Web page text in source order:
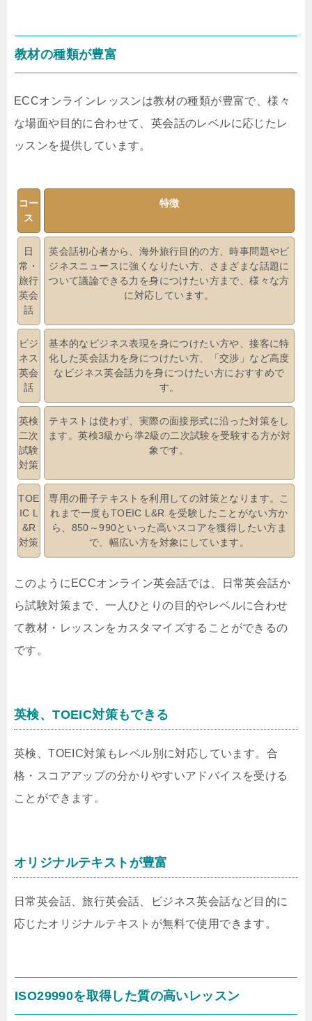
教材の種類が豊富
ECCオンラインレッスンは教材の種類が豊富で、様々
な場面や目的に合わせて、英会話のレベルに応じたレ
ッスンを提供しています。
コー
ス
特徴
日
常・
旅行
英会
話
英会話初心者から、海外旅行目的の方、時事問題やビ
ジネスニュースに強くなりたい方、さまざまな話題に
ついて議論できる力を身につけたい方まで、様々な方
に対応しています。
ビジ
ネス
英会
話
基本的なビジネス表現を身につけたい方や、接客に特
化した英会話力を身につけたい方、「交渉」など高度
なビジネス英会話力を身につけたい方におすすめで
す。
英検
二次
試験
対策
テキストは使わず、実際の面接形式に沿った対策をし
ます。英検3級から準2級の二次試験を受験する方が対
象です。
TOE
IC L
&R
対策
専用の冊子テキストを利用しての対策となります。こ
れまで一度もTOEIC L&R を受験したことがない方か
ら、850～990といった高いスコアを獲得したい方ま
で、幅広い方を対象にしています。
このようにECCオンライン英会話では、日常英会話か
ら試験対策まで、一人ひとりの目的やレベルに合わせ
て教材・レッスンをカスタマイズすることができるの
です。
英検、TOEIC対策もできる
英検、TOEIC対策もレベル別に対応しています。合
格・スコアアップの分かりやすいアドバイスを受ける
ことができます。
オリジナルテキストが豊富
日常英会話、旅行英会話、ビジネス英会話など目的に
応じたオリジナルテキストが無料で使用できます。
ISO29990を取得した質の高いレッスン